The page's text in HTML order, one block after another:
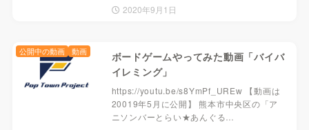
2020年9月1日
ボードゲームやってみた動画「バイバ
イレミング」
https://youtu.be/s8YmPf_UREw 【動画は
20019年5月に公開】 熊本市中央区の「ア
ニソンバーとらい★あんぐる…
公開中の動画 動画